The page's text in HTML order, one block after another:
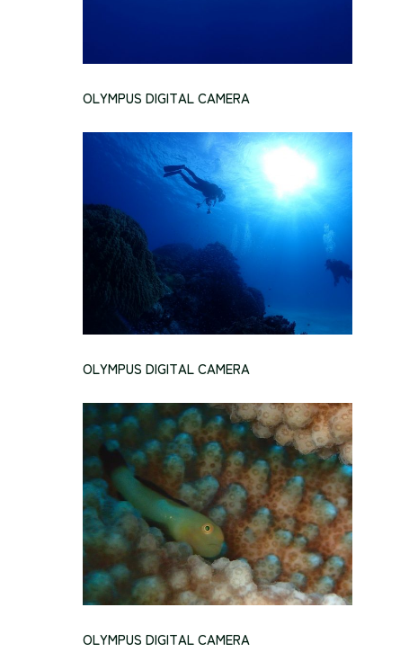
OLYMPUS DIGITAL CAMERA
OLYMPUS DIGITAL CAMERA
OLYMPUS DIGITAL CAMERA